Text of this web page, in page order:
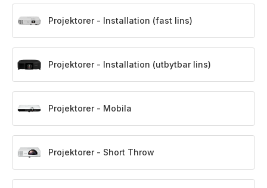
Projektorer - Installation (fast lins)
Projektorer - Installation (utbytbar lins)
Projektorer - Mobila
Projektorer - Short Throw